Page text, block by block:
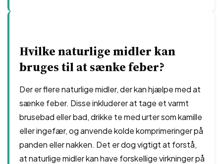
Hvilke naturlige midler kan
bruges til at sænke feber?
Der er flere naturlige midler, der kan hjælpe med at
sænke feber. Disse inkluderer at tage et varmt
brusebad eller bad, drikke te med urter som kamille
eller ingefær, og anvende kolde komprimeringer på
panden eller nakken. Det er dog vigtigt at forstå,
at naturlige midler kan have forskellige virkninger på